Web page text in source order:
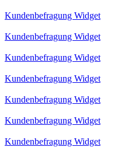
Kundenbefragung Widget
Kundenbefragung Widget
Kundenbefragung Widget
Kundenbefragung Widget
Kundenbefragung Widget
Kundenbefragung Widget
Kundenbefragung Widget